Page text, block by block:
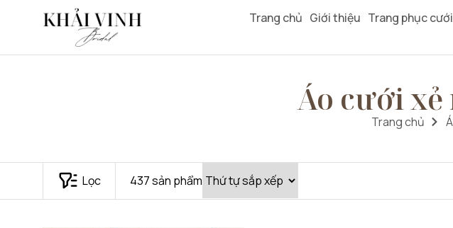
Trang chủ Giới thiệu Trang phục cưới
Áo cưới xẻ
Trang chủ
Lọc 437sản phẩm